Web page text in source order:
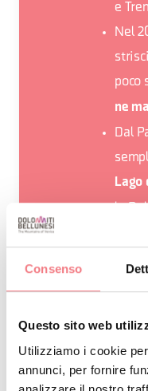
Consenso
Questo sito web
Utilizziamo i cookie
annunci, per fornire
e
Nel
poco
ne
Dal
Lago
le